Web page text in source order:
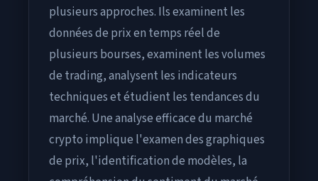
plusieurs approches. Ils examinent les
données de prix en temps réel de
plusieurs bourses, examinent les volumes
de trading, analysent les indicateurs
techniques et étudient les tendances du
marché. Une analyse efficace du marché
crypto implique l'examen des graphiques
de prix, l'identification de modèles, la